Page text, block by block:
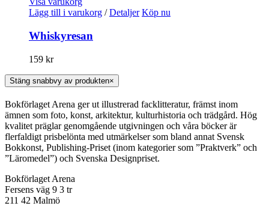
Lägg till i varukorg / Detaljer Köp nu
Whiskyresan
159 kr
Stäng snabbvy av produkten×
Bokförlaget Arena ger ut illustrerad facklitteratur, främst inom
ämnen som foto, konst, arkitektur, kulturhistoria och trädgård. Hög
kvalitet präglar genomgående utgivningen och våra böcker är
flerfaldigt prisbelönta med utmärkelser som bland annat Svensk
Bokkonst, Publishing-Priset (inom kategorier som ”Praktverk” och
”Läromedel”) och Svenska Designpriset.
Bokförlaget Arena
Fersens väg 9 3 tr
211 42 Malmö